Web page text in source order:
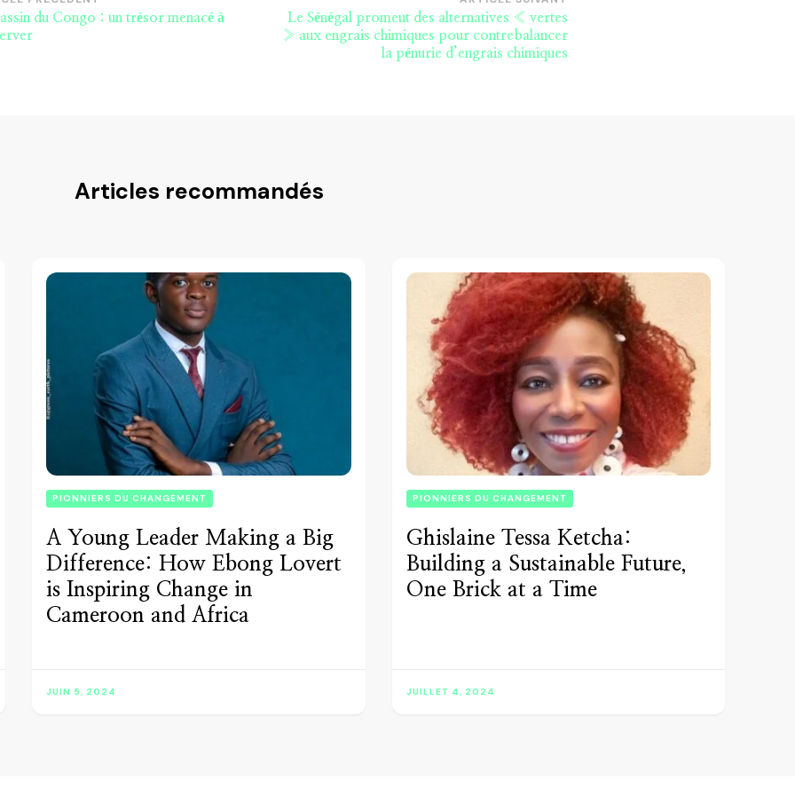
du Congo : un trésor menacé à
Le Sénégal promeut des alternatives « vertes
» aux engrais chimiques pour contrebalancer
la pénurie d’engrais chimiques
Articles recommandés
PIONNIERS DU CHANGEMENT
A Young Leader Making a Big
Difference: How Ebong Lovert
is Inspiring Change in
Cameroon and Africa
JUIN 5, 2024
PIONNIERS DU CHANGEMENT
Ghislaine Tessa Ketcha:
Building a Sustainable Future,
One Brick at a Time
JUILLET 4, 2024